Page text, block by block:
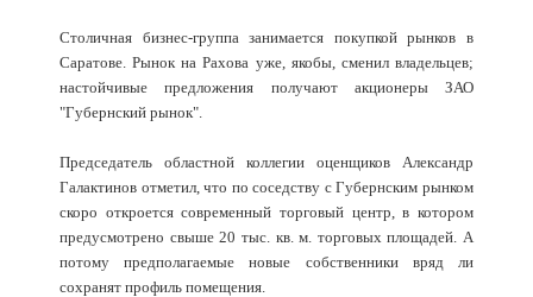
Столичная бизнес-группа занимается покупкой рынков в
Саратове. Рынок на Рахова уже, якобы, сменил владельцев;
настойчивые предложения получают акционеры ЗАО
"Губернский рынок".
Председатель областной коллегии оценщиков Александр
Галактинов отметил, что по соседству с Губернским рынком
скоро откроется современный торговый центр, в котором
предусмотрено свыше 20 тыс. кв. м. торговых площадей. А
потому предполагаемые новые собственники вряд ли
сохранят профиль помещения.